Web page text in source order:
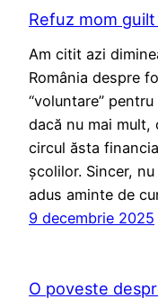
Refuz mom
Am citit azi
România despre
“voluntare”
dacă nu mai
circul ăsta
școlilor. Sincer,
adus aminte de
9 decembrie 2025
O poveste